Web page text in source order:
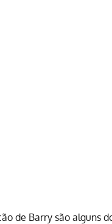
de Barry são alguns